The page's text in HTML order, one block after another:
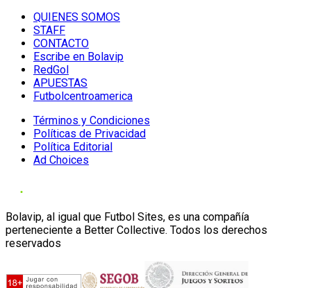
QUIENES SOMOS
STAFF
CONTACTO
Escribe en Bolavip
RedGol
APUESTAS
Futbolcentroamerica
Términos y Condiciones
Políticas de Privacidad
Política Editorial
Ad Choices
Bolavip, al igual que Futbol Sites, es una compañía
perteneciente a Better Collective. Todos los derechos
reservados